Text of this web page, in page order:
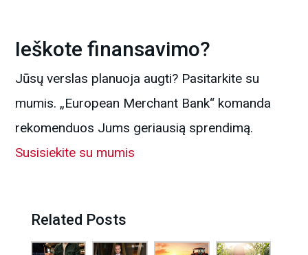
Ieškote finansavimo?
Jūsų verslas planuoja augti? Pasitarkite su
mumis. „European Merchant Bank“ komanda
rekomenduos Jums geriausią sprendimą.
Susisiekite su mumis
Related Posts